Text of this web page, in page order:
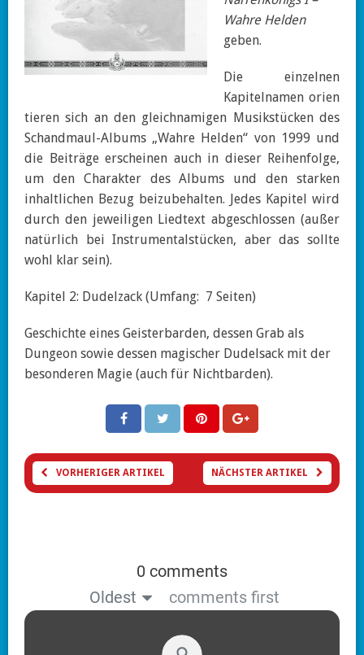
Wahre Helden
geben.
Die einzelnen
Kapitelnamen orien
tieren sich an den gleichnamigen Musikstücken des
Schandmaul-Albums „Wahre Helden“ von 1999 und
die Beiträge erscheinen auch in dieser Reihenfolge,
um den Charakter des Albums und den starken
inhaltlichen Bezug beizubehalten. Jedes Kapitel wird
durch den jeweiligen Liedtext abgeschlossen (außer
natürlich bei Instrumentalstücken, aber das sollte
wohl klar sein).
Kapitel 2: Dudelzack (Umfang: 7 Seiten)
Geschichte eines Geisterbarden, dessen Grab als
Dungeon sowie dessen magischer Dudelsack mit der
besonderen Magie (auch für Nichtbarden).
VORHERIGER ARTIKEL NÄCHSTER ARTIKEL
0 comments
Oldest
comments first